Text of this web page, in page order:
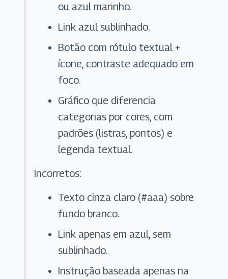
ou azul marinho.
Link azul sublinhado.
Botão com rótulo textual +
ícone, contraste adequado em
foco.
Gráfico que diferencia
categorias por cores, com
padrões (listras, pontos) e
legenda textual.
Incorretos:
Texto cinza claro (#aaa) sobre
fundo branco.
Link apenas em azul, sem
sublinhado.
Instrução baseada apenas na